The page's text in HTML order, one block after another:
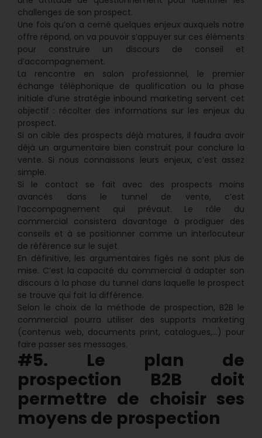
challenges de son prospect.
Une fois qu’on a cerné quelques enjeux auxquels notre
offre répond, on va pouvoir s’appuyer sur ces éléments
pour construire un discours de conseil et
d’accompagnement.
La rencontre en salon professionnel, le premier
échange téléphonique de qualification ou la phase
initiale d’une stratégie inbound marketing servent cet
objectif : récolter des informations sur les enjeux du
prospect.
Si on cible des prospects déjà matures, il faudra avoir
déjà un argumentaire bien construit pour conclure la
vente. Si nous connaissons leurs enjeux, c’est assez
simple.
Si le contact se fait avec des prospects moins
avancés dans le tunnel de vente, c’est
l’accompagnement qui prévaut. Le rôle du
commercial consistera davantage à prodiguer des
conseils et à se positionner comme un interlocuteur
de référence sur le sujet.
En définitive, les argumentaires figés ne sont plus de
mise. C’est la capacité du commercial à adapter son
discours à la phase du tunnel dans laquelle le prospect
se trouve qui fait la différence.
Selon le choix de la méthode de prospection, B2B le
commercial pourra utiliser des supports marketing
(contenus web, documents print, catalogues,…) pour
faire passer ses messages.
#5. Le plan de
prospection B2B doit
permettre de choisir ses
moyens de prospection